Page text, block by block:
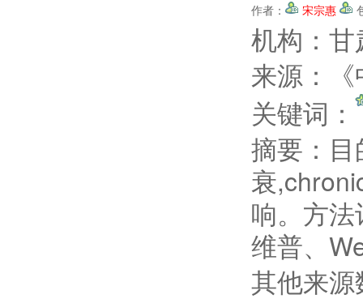
作者： 宋宗惠
机构：
来源：
关键词：
摘要：
衰
响。方
维普、
其他来